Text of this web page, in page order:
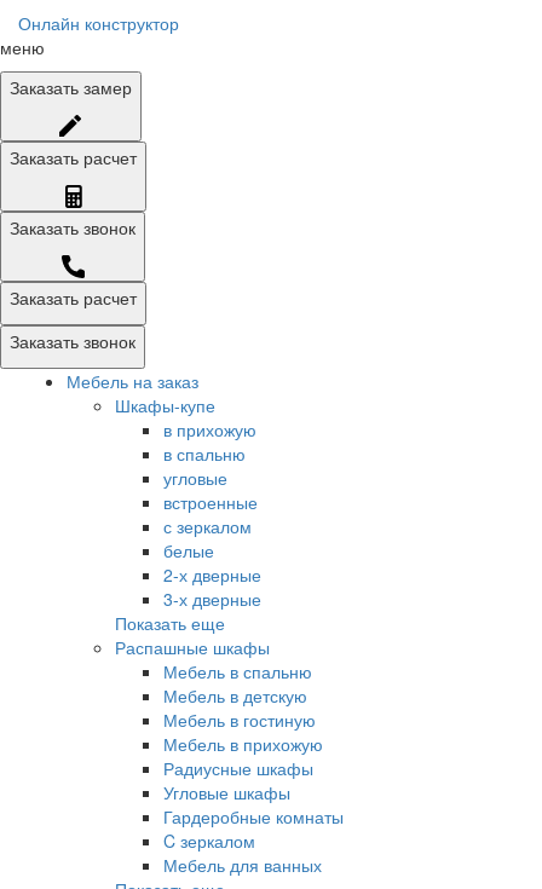
Онлайн конструктор
меню
Заказать замер
Заказать расчет
Заказать звонок
Заказать расчет
Заказать звонок
Мебель на заказ
Шкафы-купе
в прихожую
в спальню
угловые
встроенные
с зеркалом
белые
2-х дверные
3-х дверные
Показать еще
Распашные шкафы
Мебель в спальню
Мебель в детскую
Мебель в гостиную
Мебель в прихожую
Радиусные шкафы
Угловые шкафы
Гардеробные комнаты
C зеркалом
Мебель для ванных